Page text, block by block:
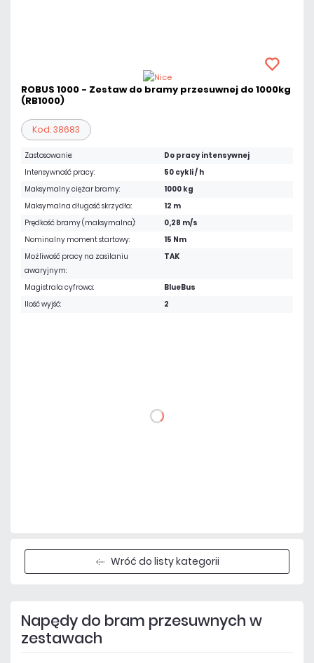
ROBUS 1000 - Zestaw do bramy przesuwnej do 1000kg
(RB1000)
Kod: 38683
Zastosowanie:
Do pracy intensywnej
Intensywność pracy:
50 cykli / h
Maksymalny ciężar bramy:
1000 kg
Maksymalna długość skrzydła:
12 m
Prędkość bramy (maksymalna):
0,28 m/s
Nominalny moment startowy:
15 Nm
Możliwość pracy na zasilaniu
awaryjnym:
TAK
Magistrala cyfrowa:
BlueBus
Ilość wyjść:
2
DO KOSZYKA
Wróć do listy kategorii
Napędy do bram przesuwnych w
zestawach